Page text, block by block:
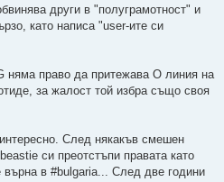
други в "полуграмотност" и
като написа "user-ите си
няма право да притежава O линия на
за жалост той избра също своя
След някакъв смешен
си преотстъпи правата като
в #bulgaria... След две години